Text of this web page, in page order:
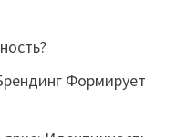
Формирует